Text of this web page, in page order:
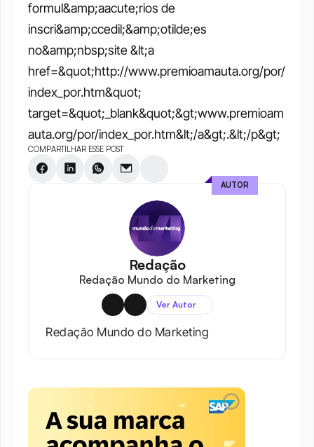
formul&amp;aacute;rios de
inscri&amp;ccedil;&amp;otilde;es
no&amp;nbsp;site &lt;a
href=&quot;http://www.premioamauta.org/por/
index_por.htm&quot;
target=&quot;_blank&quot;&gt;www.premioam
auta.org/por/index_por.htm&lt;/a&gt;.&lt;/p&gt;
COMPARTILHAR ESSE POST
Redação
Redação Mundo do Marketing
Ver Autor
Redação Mundo do Marketing
AUTOR